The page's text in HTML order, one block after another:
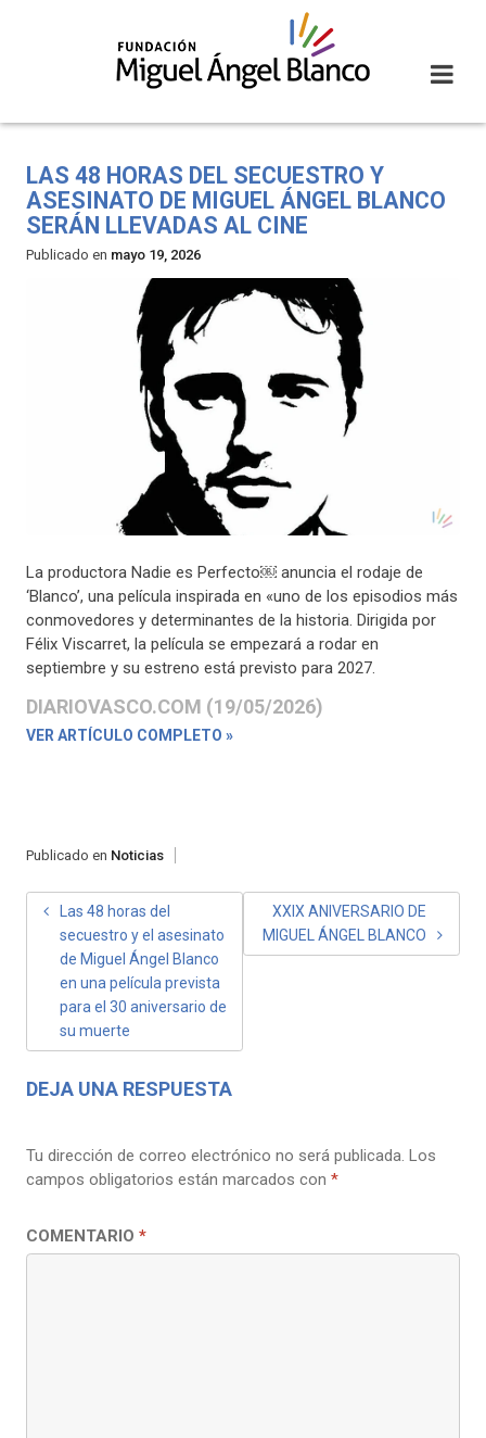
LAS 48 HORAS DEL SECUESTRO Y
ASESINATO DE MIGUEL ÁNGEL BLANCO
SERÁN LLEVADAS AL CINE
Publicado en mayo 19, 2026
La productora Nadie es Perfecto￼ anuncia el rodaje de
‘Blanco’, una película inspirada en «uno de los episodios más
conmovedores y determinantes de la historia. Dirigida por
Félix Viscarret, la película se empezará a rodar en
septiembre y su estreno está previsto para 2027.
DIARIOVASCO.COM (19/05/2026)
VER ARTÍCULO COMPLETO »
Publicado en Noticias
NAVEGACIÓN
ENTRADAS
Las 48 horas del
secuestro y el asesinato
de Miguel Ángel Blanco
en una película prevista
para el 30 aniversario de
su muerte
XXIX ANIVERSARIO DE
MIGUEL ÁNGEL BLANCO
DEJA UNA RESPUESTA
Tu dirección de correo electrónico no será publicada. Los
campos obligatorios están marcados con *
COMENTARIO *